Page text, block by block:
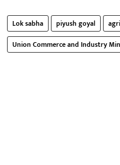
Lok sabha piyush goyal
Union Commerce and Industry